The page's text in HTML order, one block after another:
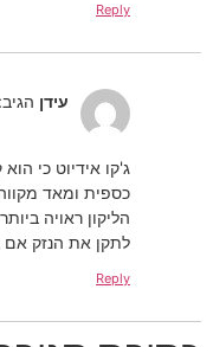
Reply
עידן הגיב:
ג'קו אידיוט כי
כספית ומאד
הליקון ראויה
לתקן את הנזק אם
Reply